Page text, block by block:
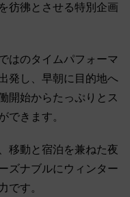
彷彿とさせる特別企画
はのタイムパフォーマ
発し、早朝に目的地へ
開始からたっぷりとス
できます。
移動と宿泊を兼ねた夜
ズナブルにウィンター
です。